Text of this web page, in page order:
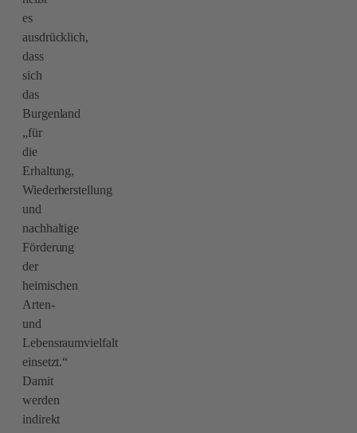
es
ausdrücklich,
dass
sich
das
Burgenland
„für
die
Erhaltung,
Wiederherstellung
und
nachhaltige
Förderung
der
heimischen
Arten-
und
Lebensraumvielfalt
einsetzt.“
Damit
werden
indirekt